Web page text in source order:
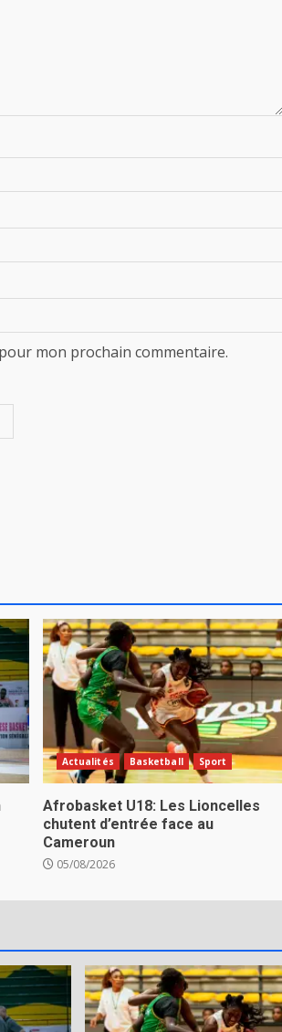
mon prochain commentaire.
Actualités Basketball Sport
Afrobasket U18: Les Lioncelles
chutent d’entrée face au
Cameroun
05/08/2026